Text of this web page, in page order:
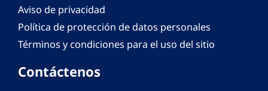
Aviso de privacidad
Política de protección de datos personales
Términos y condiciones para el uso del sitio
Contáctenos